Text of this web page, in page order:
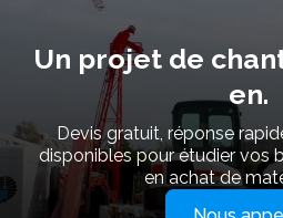
Un projet de
en.
Devis gratuit, réponse
disponibles pour étudier vos
en achat de